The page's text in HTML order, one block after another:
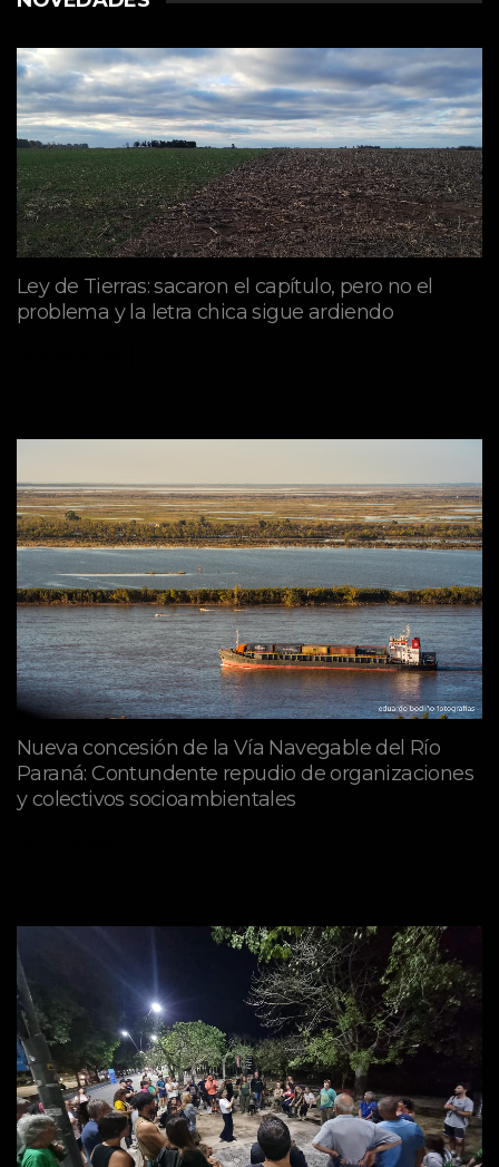
Ley de Tierras: sacaron el capítulo, pero no el
problema y la letra chica sigue ardiendo
Nueva concesión de la Vía Navegable del Río
Paraná: Contundente repudio de organizaciones
y colectivos socioambientales